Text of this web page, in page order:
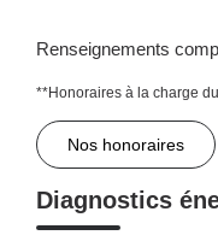
Renseignements
**Honoraires à la charge
Nos honoraires
Diagnostics